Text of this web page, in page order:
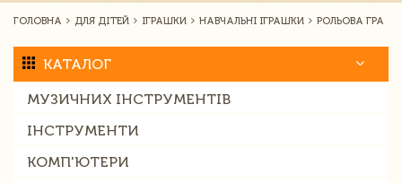
ГОЛОВНА ДЛЯ ДІТЕЙ ІГРАШКИ НАВЧАЛЬНІ ІГРАШКИ РОЛЬОВА ГРА
КАТАЛОГ
МУЗИЧНИХ ІНСТРУМЕНТІВ
ІНСТРУМЕНТИ
КОМП'ЮТЕРИ